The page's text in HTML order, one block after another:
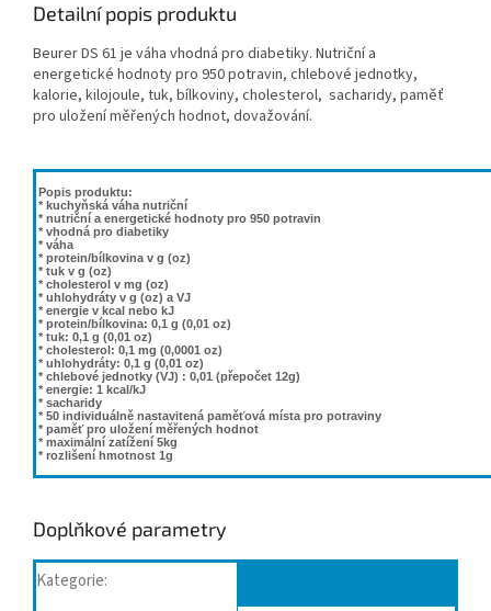
Detailní popis produktu
Beurer DS 61 je váha vhodná pro diabetiky. Nutriční a
energetické hodnoty pro 950 potravin, chlebové jednotky,
kalorie, kilojoule, tuk, bílkoviny, cholesterol, sacharidy, paměť
pro uložení měřených hodnot, dovažování.
Popis produktu:
* kuchyňská váha nutriční
* nutriční a energetické hodnoty pro 950 potravin
* vhodná pro diabetiky
* váha
* protein/bílkovina v g (oz)
* tuk v g (oz)
* cholesterol v mg (oz)
* uhlohydráty v g (oz) a VJ
* energie v kcal nebo kJ
* protein/bílkovina: 0,1 g (0,01 oz)
* tuk: 0,1 g (0,01 oz)
* cholesterol: 0,1 mg (0,0001 oz)
* uhlohydráty: 0,1 g (0,01 oz)
* chlebové jednotky (VJ) : 0,01 (přepočet 12g)
* energie: 1 kcal/kJ
* sacharidy
* 50 individuálně nastavitená paměťová místa pro potraviny
* paměť pro uložení měřených hodnot
* maximální zatížení 5kg
* rozlišení hmotnost 1g
Doplňkové parametry
Kategorie: